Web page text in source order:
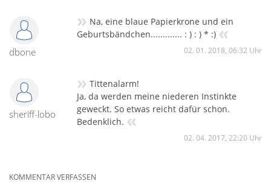
dbone
» Na, eine blaue Papierkrone und ein
Geburtsbändchen............. : ) : ) * :) «
02. 01. 2018, 06:32 Uhr
sheriff-lobo
» Tittenalarm!
Ja, da werden meine niederen Instinkte
geweckt. So etwas reicht dafür schon.
Bedenklich. «
02. 04. 2017, 22:20 Uhr
KOMMENTAR VERFASSEN